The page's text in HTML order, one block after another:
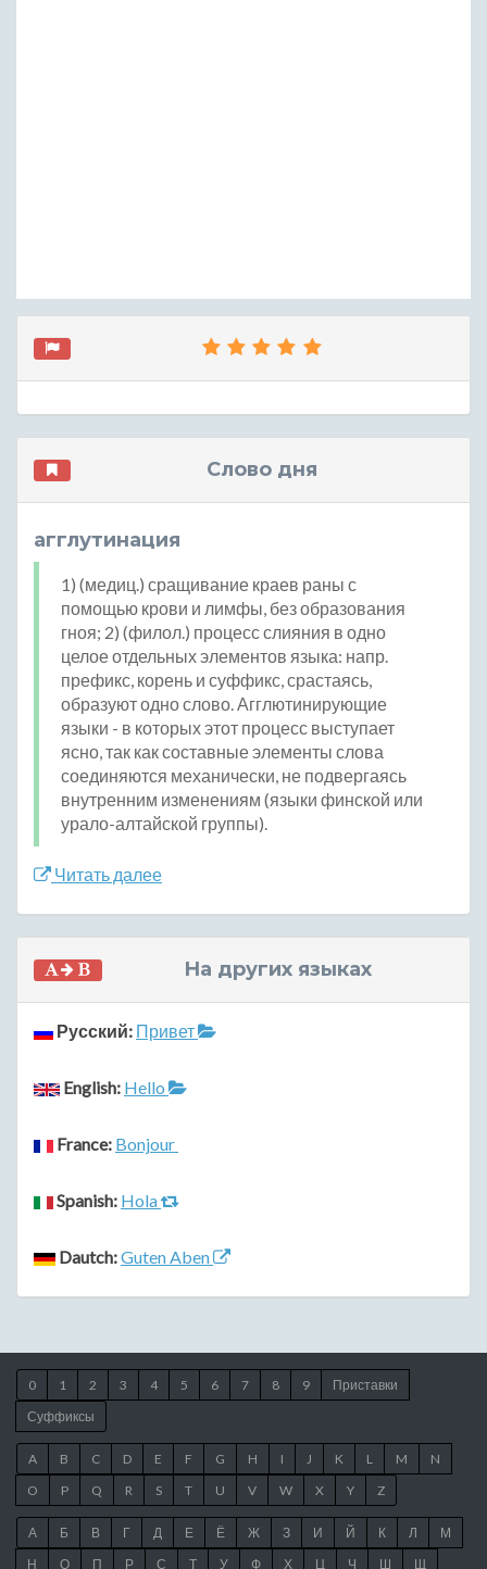
Слово дня
агглутинация
1) (медиц.) сращивание краев раны с
помощью крови и лимфы, без образования
гноя; 2) (филол.) процесс слияния в одно
целое отдельных элементов языка: напр.
префикс, корень и суффикс, срастаясь,
образуют одно слово. Агглютинирующие
языки - в которых этот процесс выступает
ясно, так как составные элементы слова
соединяются механически, не подвергаясь
внутренним изменениям (языки финской или
урало-алтайской группы).
Читать далее
На других языках
Русский: Привет
English: Hello
France: Bonjour
Spanish: Hola
Dautch:Guten Aben
0 1 2 3 4 5 6 7 8 9
Приставки
Суффиксы
A B C D E F G H I J K L M
N
O
P Q R S T U V W X Y Z
А Б В Г Д Е Ё Ж З И Й К Л
М
Н
О П Р С Т У Ф Х Ц Ч Ш Щ